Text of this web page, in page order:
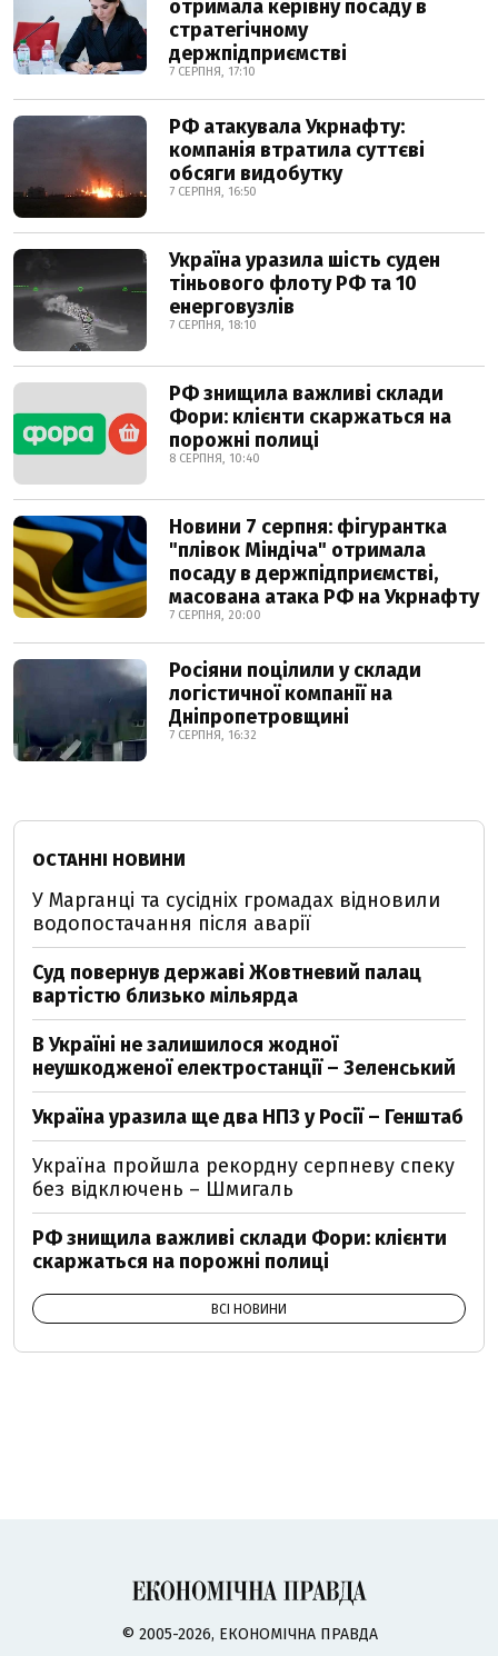
отримала керівну посаду в
стратегічному
держпідприємстві
7 СЕРПНЯ, 17:10
РФ атакувала Укрнафту:
компанія втратила суттєві
обсяги видобутку
7 СЕРПНЯ, 16:50
Україна уразила шість суден
тіньового флоту РФ та 10
енерговузлів
7 СЕРПНЯ, 18:10
РФ знищила важливі склади
Фори: клієнти скаржаться на
порожні полиці
8 СЕРПНЯ, 10:40
Новини 7 серпня: фігурантка
"плівок Міндіча" отримала
посаду в держпідприємстві,
масована атака РФ на Укрнафту
7 СЕРПНЯ, 20:00
Росіяни поцілили у склади
логістичної компанії на
Дніпропетровщині
7 СЕРПНЯ, 16:32
ОСТАННІ НОВИНИ
У Марганці та сусідніх громадах відновили
водопостачання після аварії
Суд повернув державі Жовтневий палац
вартістю близько мільярда
В Україні не залишилося жодної
неушкодженої електростанції – Зеленський
Україна уразила ще два НПЗ у Росії – Генштаб
Україна пройшла рекордну серпневу спеку
без відключень – Шмигаль
РФ знищила важливі склади Фори: клієнти
скаржаться на порожні полиці
ВСІ НОВИНИ
© 2005-2026, ЕКОНОМІЧНА ПРАВДА